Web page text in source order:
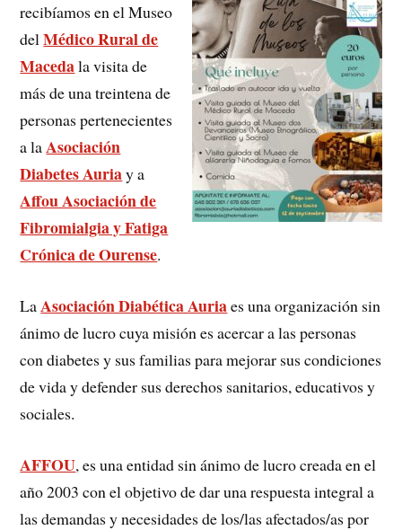
recibíamos en el Museo
delMédico Rural de
Macedala visita de
más de una treintena de
personas pertenecientes
a laAsociación
Diabetes Auriay a
Affou Asociación de
Fibromialgia y Fatiga
Crónica de Ourense.
LaAsociación Diabética Auriaes una organización sin
ánimo de lucro cuya misión es acercar a las personas
con diabetes y sus familias para mejorar sus condiciones
de vida y defender sus derechos sanitarios, educativos y
sociales.
AFFOU, es una entidad sin ánimo de lucro creada en el
año 2003 con el objetivo de dar una respuesta integral a
las demandas y necesidades de los/las afectados/as por